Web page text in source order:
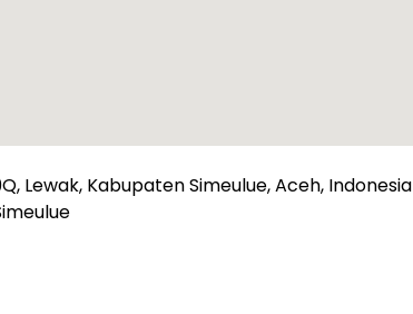
Lewak, Kabupaten Simeulue, Aceh, Indonesia